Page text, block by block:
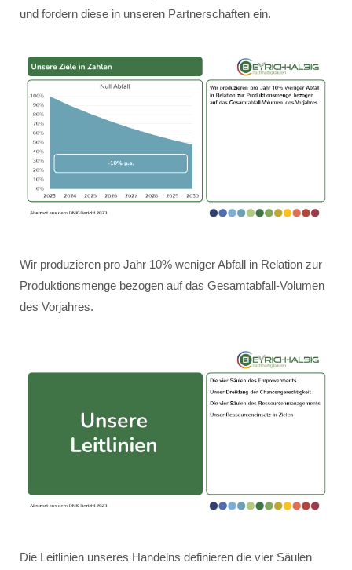
und fordern diese in unseren Partnerschaften ein.
Wir produzieren pro Jahr 10% weniger Abfall in Relation zur
Produktionsmenge bezogen auf das Gesamtabfall-Volumen
des Vorjahres.
Die Leitlinien unseres Handelns definieren die vier Säulen